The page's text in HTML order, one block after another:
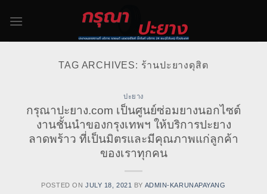
TAG ARCHIVES: ร้านปะยางดุสิต
ปะยาง
กรุณาปะยาง.com เป็นศูนย์ซ่อมยางนอกไซต์
งานชั้นนำของกรุงเทพฯ ให้บริการปะยาง
ลาดพร้าว ที่เป็นมิตรและมีคุณภาพแก่ลูกค้า
ของเราทุกคน
POSTED ON JULY 18, 2021 BY ADMIN-KARUNAPAYANG